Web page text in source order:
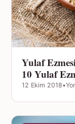
Yulaf
10 Yulaf
12 Ekim 2018•